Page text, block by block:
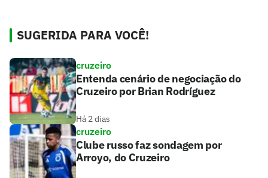
SUGERIDA PARA VOCÊ!
cruzeiro
Entenda cenário de negociação do
Cruzeiro por Brian Rodríguez
Há 2 dias
cruzeiro
Clube russo faz sondagem por
Arroyo, do Cruzeiro